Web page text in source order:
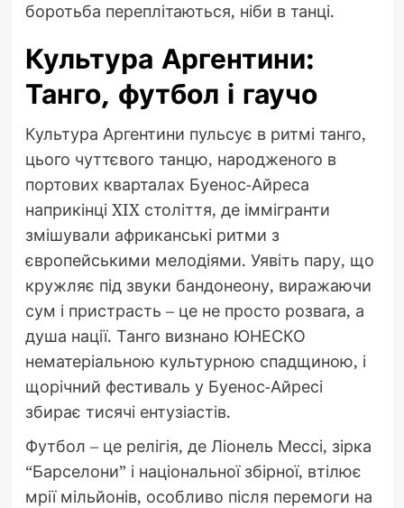
боротьба переплітаються, ніби в танці.
Культура Аргентини:
Танго, футбол і гаучо
Культура Аргентини пульсує в ритмі танго,
цього чуттєвого танцю, народженого в
портових кварталах Буенос-Айреса
наприкінці XIX століття, де іммігранти
змішували африканські ритми з
європейськими мелодіями. Уявіть пару, що
кружляє під звуки бандонеону, виражаючи
сум і пристрасть – це не просто розвага, а
душа нації. Танго визнано ЮНЕСКО
нематеріальною культурною спадщиною, і
щорічний фестиваль у Буенос-Айресі
збирає тисячі ентузіастів.
Футбол – це релігія, де Ліонель Мессі, зірка
“Барселони” і національної збірної, втілює
мрії мільйонів, особливо після перемоги на